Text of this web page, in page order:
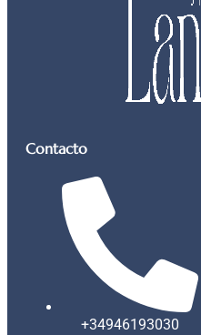
Contacto
+34946193030